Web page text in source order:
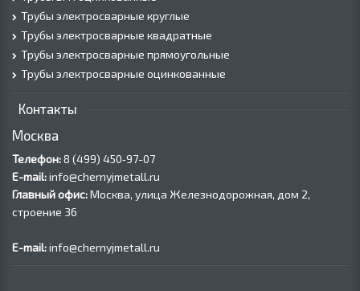
Трубы электросварные круглые
Трубы электросварные квадратные
Трубы электросварные прямоугольные
Трубы электросварные оцинкованные
Контакты
Москва
Телефон:8 (499) 450‑97-07
E-mail:info@chernyjmetall.ru
Главный офис:Москва, улица Железнодорожная, дом 2,
строение 36
E-mail:info@chernyjmetall.ru